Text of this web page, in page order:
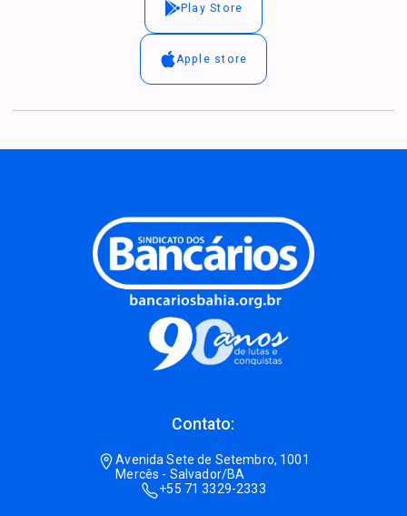
Play Store
Apple store
Contato:
Avenida Sete de Setembro, 1001
Mercês - Salvador/BA
+55 71 3329-2333